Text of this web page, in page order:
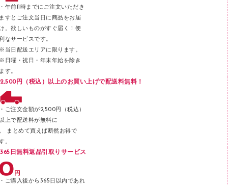
２穴リフィル・２穴インデックス
ラベル類
メンディングテープ
メッシュケース／ペンケース
フロアケース
ブックエンド／ブックスタンド
パンチ
はさみ
午前11時までにご注文いただき
すとご注文当日に商品をお届
。欲しいものがすぐ届く！便
なサービスです。
当日配送エリアに限ります。
日曜・祝日・年末年始を除き
す。
2,500円（税込）以上のお買い上げで配送料無料！
ご注文金額が2,500円（税込）
上で配送料が無料に
まとめて買えば断然お得で
。
365日無料返品引取りサービス
ご購入後から365日以内であれ